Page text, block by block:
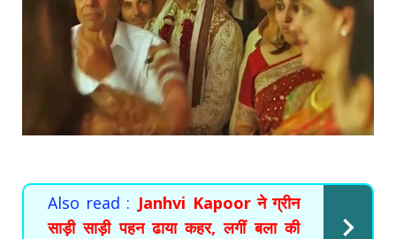
Also read : Janhvi Kapoor ने ग्रीन
साड़ी साड़ी पहन ढाया कहर, लगीं बला की